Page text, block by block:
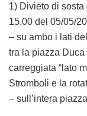
1) Divieto di
15.00 del 05/05/
– su ambo i lati
tra la piazza
carreggiata “lato
Stromboli e la
– sull’intera